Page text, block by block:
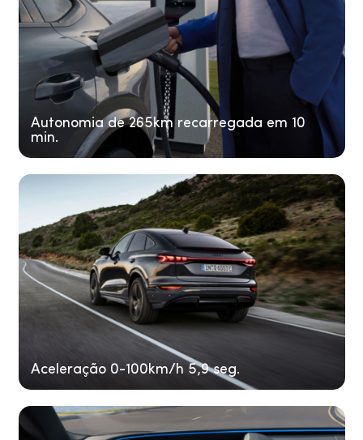
Autonomia de 265km recarregada em 10
min.
Aceleração 0-100km/h 5,9 seg.